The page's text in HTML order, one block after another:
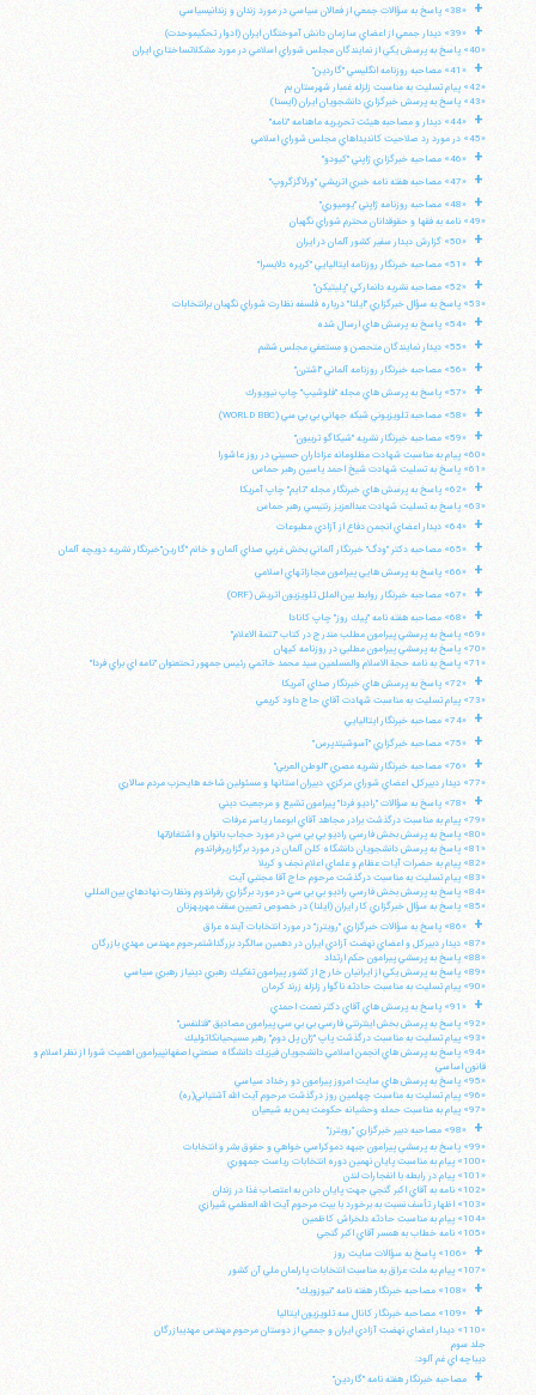
+ «38» پاسخ به سؤالات جمعي از فعالان سياسي در مورد زندان و زندانيسياسي
+
«39» ديدار جمعي از اعضاي سازمان دانش آموختگان ايران (ادوار تحكيموحدت)
«40» پاسخ به پرسش يكي از نمايندگان مجلس شوراي اسلامي در مورد مشكلاتساختاري ايران
+
«41» مصاحبه روزنامه انگليسي "گاردين"
«42» پيام تسليت به مناسبت زلزله غمبار شهرستان بم
«43» پاسخ به پرسش خبرگزاري دانشجويان ايران (ايسنا)
+
«44» ديدار و مصاحبه هيئت تحريريه ماهنامه "نامه"
«45» در مورد رد صلاحيت كانديداهاي مجلس شوراي اسلامي
+ «46» مصاحبه خبرگزاري ژاپني "كيودو"
+ «47» مصاحبه هفته نامه خبري اتريشي "ورلاگزگروپ"
+
«48» مصاحبه روزنامه ژاپني "يوميوري"
«49» نامه به فقها و حقوقدانان محترم شوراي نگهبان
+ «50» گزارش ديدار سفير كشور آلمان در ايران
+ «51» مصاحبه خبرنگار روزنامه ايتاليايي "كريره دلايسرا"
+
«52» مصاحبه نشريه دانماركي "پليتيكن"
«53» پاسخ به سؤال خبرگزاري "ايلنا" درباره فلسفه نظارت شوراي نگهبان برانتخابات
+ «54» پاسخ به پرسش هاي ارسال شده
+ «55» ديدار نمايندگان متحصن و مستعفي مجلس ششم
+ «56» مصاحبه خبرنگار روزنامه آلماني "اشترن"
+ «57» پاسخ به پرسش هاي مجله "فلوشيپ" چاپ نيويورك
+ «58» مصاحبه تلويزيوني شبكه جهاني بي بي سي (WORLD BBC)
+
«59» مصاحبه خبرنگار نشريه "شيكاگو تريبون"
«60» پيام به مناسبت شهادت مظلومانه عزاداران حسيني در روز عاشورا
«61» پاسخ به تسليت شهادت شيخ احمد ياسين رهبر حماس
+
«62» پاسخ به پرسش هاي خبرنگار مجله "تايم" چاپ آمريكا
«63» پاسخ به تسليت شهادت عبدالعزيز رنتيسي رهبر حماس
+ «64» ديدار اعضاي انجمن دفاع از آزادي مطبوعات
+ «65» مصاحبه دكتر "ودگ" خبرنگار آلماني بخش غربي صداي آلمان و خانم "گارين"خبرنگار نشريه دويچه آلمان
+ «66» پاسخ به پرسش هايي پيرامون مجازاتهاي اسلامي
+ «67» مصاحبه خبرنگار روابط بين الملل تلويزيون اتريش (ORF)
+
«68» مصاحبه هفته نامه "پيك روز" چاپ كانادا
«69» پاسخ به پرسشي پيرامون مطلب مندرج در كتاب "تتمة الاعلام"
«70» پاسخ به پرسشي پيرامون مطلبي در روزنامه كيهان
«71» پاسخ به نامه حجة الاسلام والمسلمين سيد محمد خاتمي رئيس جمهور تحتعنوان "نامه اي براي فردا"
+
«72» پاسخ به پرسش هاي خبرنگار صداي آمريكا
«73» پيام تسليت به مناسبت شهادت آقاي حاج داود كريمي
+ «74» مصاحبه خبرنگار ايتاليايي
+ «75» مصاحبه خبرگزاري "آسوشيتدپرس"
+
«76» مصاحبه خبرنگار نشريه مصري "الوطن العربي"
«77» ديدار دبيركل، اعضاي شوراي مركزي، دبيران استانها و مسئولين شاخه هايحزب مردم سالاري
+
«78» پاسخ به سؤالات "راديو فردا" پيرامون تشيع و مرجعيت ديني
«79» پيام به مناسبت درگذشت برادر مجاهد آقاي ابوعمار ياسر عرفات
«80» پاسخ به پرسش بخش فارسي راديو بي بي سي در مورد حجاب بانوان و اشتغالآنها
«81» پاسخ به پرسش دانشجويان دانشگاه كلن آلمان در مورد برگزاريرفراندوم
«82» پيام به حضرات آيات عظام و علماي اعلام نجف و كربلا
«83» پيام تسليت به مناسبت درگذشت مرحوم حاج آقا مجتبي آيت
«84» پاسخ به پرسش بخش فارسي راديو بي بي سي در مورد برگزاري رفراندوم ونظارت نهادهاي بين المللي
«85» پاسخ به سؤال خبرگزاري كار ايران (ايلنا) در خصوص تعيين سقف مهريهزنان
+
«86» پاسخ به سؤالات خبرگزاري "رويترز" در مورد انتخابات آينده عراق
«87» ديدار دبيركل و اعضاي نهضت آزادي ايران در دهمين سالگرد بزرگداشتمرحوم مهندس مهدي بازرگان
«88» پاسخ به پرسشي پيرامون حكم ارتداد
«89» پاسخ به پرسش يكي از ايرانيان خارج از كشور پيرامون تفكيك رهبري دينياز رهبري سياسي
«90» پيام تسليت به مناسبت حادثه ناگوار زلزله زرند كرمان
+
«91» پاسخ به پرسش هاي آقاي دكتر نعمت احمدي
«92» پاسخ به پرسش بخش اينترنتي فارسي بي بي سي پيرامون مصاديق "قتلنفس"
«93» پيام تسليت به مناسبت درگذشت پاپ "ژان پل دوم" رهبر مسيحيانكاتوليك
«94» پاسخ به پرسش هاي انجمن اسلامي دانشجويان فيزيك دانشگاه صنعتي اصفهانپيرامون اهميت شورا از نظر اسلام و
قانون اساسي
«95» پاسخ به پرسش هاي سايت امروز پيرامون دو رخداد سياسي
«96» پيام تسليت به مناسبت چهلمين روز درگذشت مرحوم آيت الله آشتياني(ره)
«97» پيام به مناسبت حمله وحشيانه حكومت يمن به شيعيان
+
«98» مصاحبه دبير خبرگزاري "رويترز"
«99» پاسخ به پرسشي پيرامون جبهه دموكراسي خواهي و حقوق بشر و انتخابات
«100» پيام به مناسبت پايان نهمين دوره انتخابات رياست جمهوري
«101» پيام در رابطه با انفجارات لندن
«102» نامه به آقاي اكبر گنجي جهت پايان دادن به اعتصاب غذا در زندان
«103» اظهار تأسف نسبت به برخورد با بيت مرحوم آيت الله العظمي شيرازي
«104» پيام به مناسبت حادثه دلخراش كاظمين
«105» نامه خطاب به همسر آقاي اكبر گنجي
+
«106» پاسخ به سؤالات سايت روز
«107» پيام به ملت عراق به مناسبت انتخابات پارلمان ملي آن كشور
+ «108» مصاحبه خبرنگار هفته نامه "نيوزويك"
+
«109» مصاحبه خبرنگار كانال سه تلويزيون ايتاليا
«110» ديدار اعضاي نهضت آزادي ايران و جمعي از دوستان مرحوم مهندس مهديبازرگان
جلد سوم
ديباچه اي غم آلود:
+ مصاحبه خبرنگار هفته نامه "گاردين"
وب سایت رسمی آیت‌الله منتظری
ایران،قم،میدان مصلّی، بلوار شهید محمّد منتظری، كوچه
شماره ٨
کد پستی: 3713744381
تلفن 37740011-25-98+ تا 14
فکس37740015-25-98+